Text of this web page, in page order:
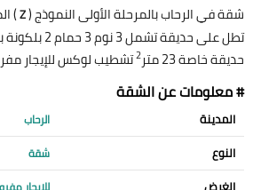
شقة في الرحاب بالمرحلة الأولى النموذج (Z
)
تطل على حديقة
حديقة خاصة 23 متر
2تشطيب لوكس للإيجار مفروش 12,000
# معلومات عن الشقة
المدينة الرحاب
النوع شقة